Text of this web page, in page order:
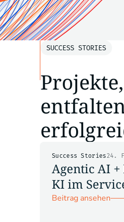
SUCCESS STORIES
Success Stories 24.
Agentic AI
KI im
Beitrag ansehen